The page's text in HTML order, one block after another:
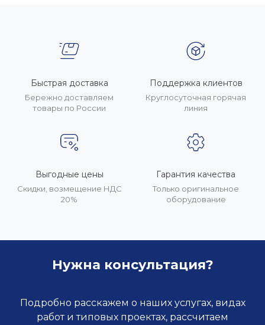
Быстрая доставка
Бережно доставляем
товары по России
Поддержка клиентов
Круглосуточная горячая
линия
Выгодные цены
Скидки, возмещение НДС
20%
Гарантия качества
Только оригинальное
оборудование
Нужна консультация?
Подробно расскажем о наших услугах, видах
работ и типовых проектах, рассчитаем